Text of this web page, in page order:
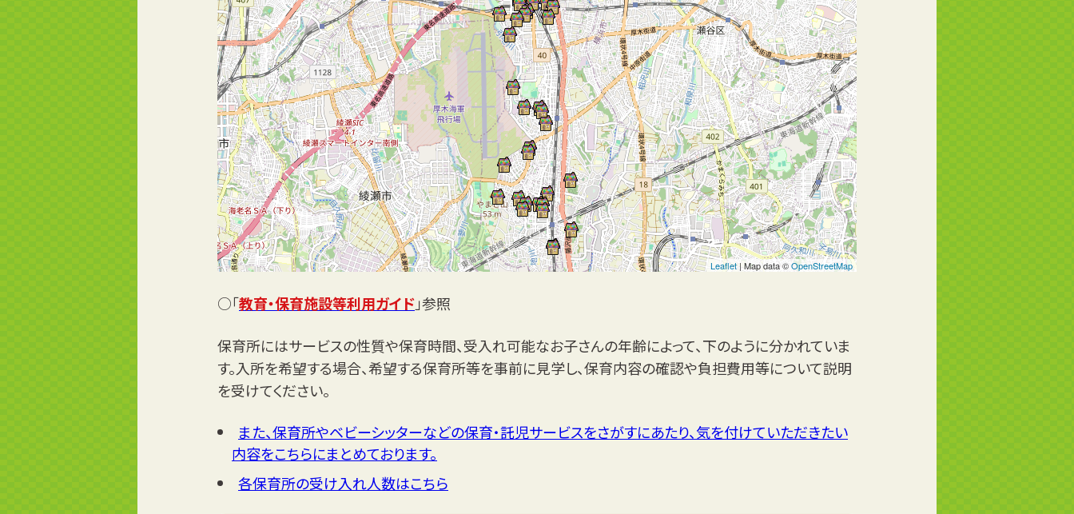
Leaflet| Map data ©OpenStreetMap
○「教育・保育施設等利用ガイド」参照
保育所にはサービスの性質や保育時間、受入れ可能なお子さんの年齢によって、下のように分かれていま
す。入所を希望する場合、希望する保育所等を事前に見学し、保育内容の確認や負担費用等について説明
を受けてください。
また、保育所やベビーシッターなどの保育・託児サービスをさがすにあたり、気を付けていただきたい
内容をこちらにまとめております。
各保育所の受け入れ人数はこちら